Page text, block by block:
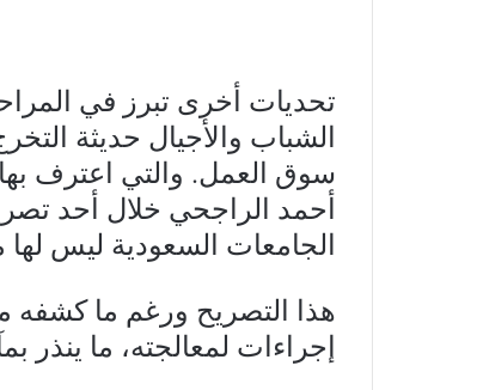
تحديات أخرى تبرز في
الشباب والأجيال حديثة
سوق العمل. والتي اعترف بها
أحمد الراجحي خلال أحد
الجامعات السعودية ليس
هذا التصريح ورغم ما كشفه
إجراءات لمعالجته، ما ينذر